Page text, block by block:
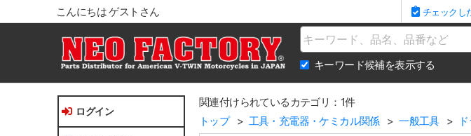
こんにちは ゲストさん チェックし
Name
キーワード候補を表示する
ログイン
関連付けられているカテゴリ：1件
トップ
工具・充電器・ケミカル関係 一般工具